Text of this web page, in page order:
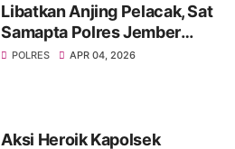
Libatkan Anjing Pelacak, Sat
Samapta Polres Jember
Sterilisasi Gereja Jelang
POLRES APR 04, 2026
Aksi Heroik Kapolsek